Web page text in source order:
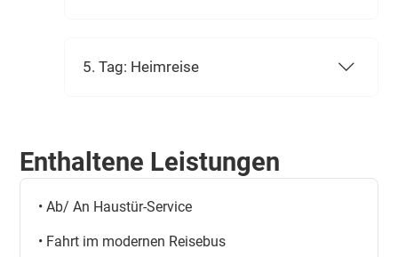
5. Tag: Heimreise
Enthaltene Leistungen
• Ab/ An Haustür-Service
• Fahrt im modernen Reisebus